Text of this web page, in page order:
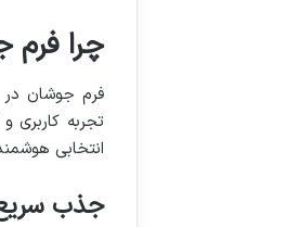
چرا فرم
فرم جوشان
تجربه کاربری
انتخابی
جذب سریع